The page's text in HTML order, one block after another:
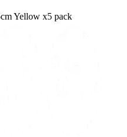
Yellow x5 pack